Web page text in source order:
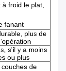
froid le plat,
fanant
plus de
s'il y a moins
ou plus
de